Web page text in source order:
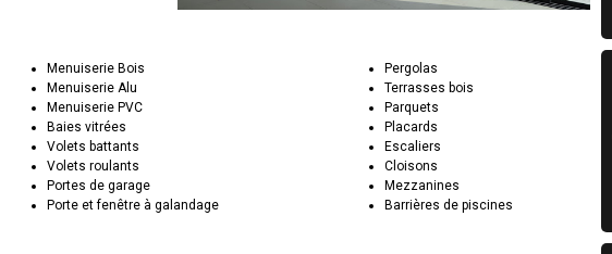
Menuiserie Bois
Menuiserie Alu
Menuiserie PVC
Baies vitrées
Volets battants
Volets roulants
Portes de garage
Porte et fenêtre à galandage
Pergolas
Terrasses bois
Parquets
Placards
Escaliers
Cloisons
Mezzanines
Barrières de piscines